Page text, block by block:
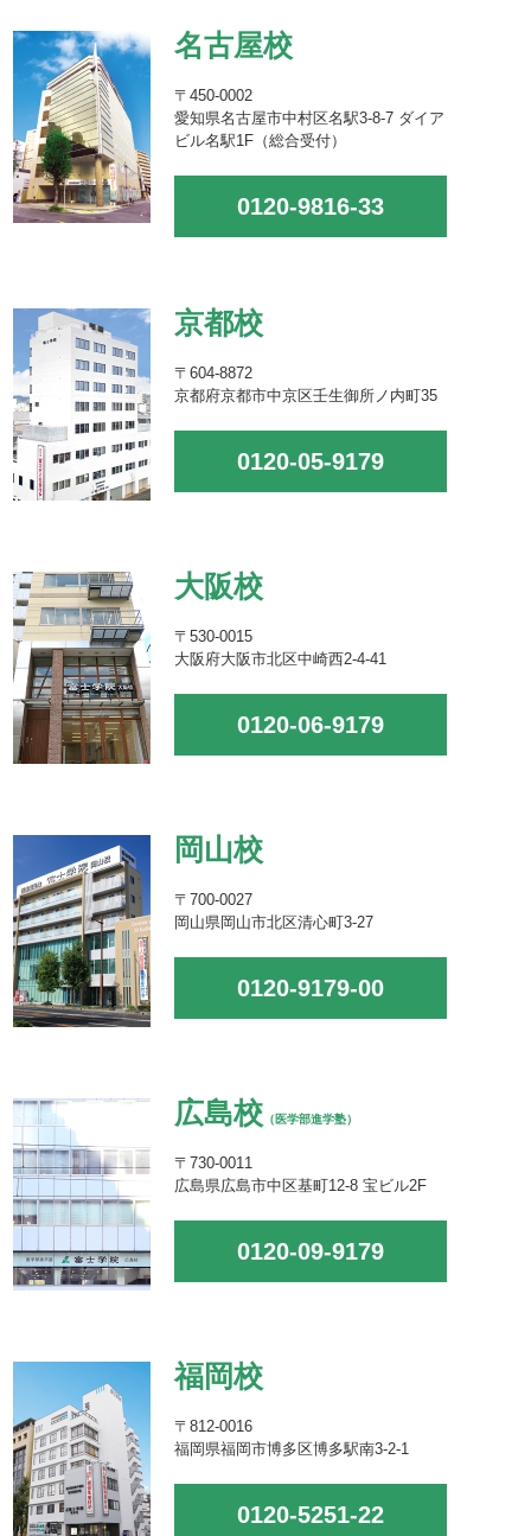
名古屋校
〒450-0002
愛知県名古屋市中村区名駅3-8-7 ダイア
ビル名駅1F（総合受付）
0120-9816-33
京都校
〒604-8872
京都府京都市中京区壬生御所ノ内町35
0120-05-9179
大阪校
〒530-0015
大阪府大阪市北区中崎西2-4-41
0120-06-9179
岡山校
〒700-0027
岡山県岡山市北区清心町3-27
0120-9179-00
広島校 （医学部進学塾）
〒730-0011
広島県広島市中区基町12-8 宝ビル2F
0120-09-9179
福岡校
〒812-0016
福岡県福岡市博多区博多駅南3-2-1
0120-5251-22